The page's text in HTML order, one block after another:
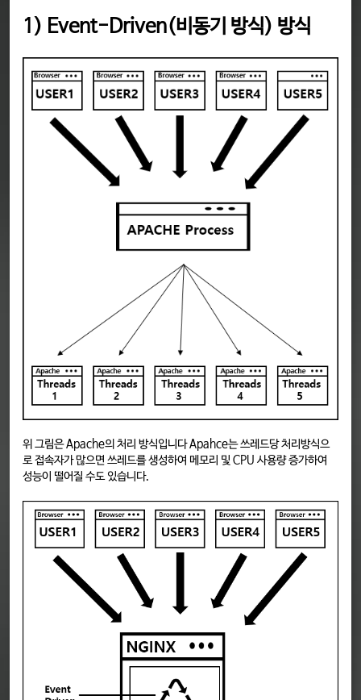
1) Event-Driven(비동기 방식) 방식
위 그림은 Apache의 처리 방식입니다 Apahce는 쓰레드당 처리방식으
로 접속자가 많으면 쓰레드를 생성하여 메모리 및 CPU 사용량 증가하여
성능이 떨어질 수도 있습니다.